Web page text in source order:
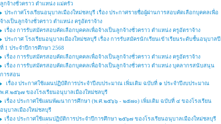
ลูกจ้างชั่วคราว ตำแหน่ง แม่ครัว
ประกาศโรงเรียนอนุบาลเมืองใหม่ชลบุรี เรื่อง ประกาศรายชื่อผู้ผ่านการสอบคัดเลือกบุคคลเพื่อ
จ้างเป็นลูกจ้างชั่วคราว ตำแหน่ง ครูอัตราจ้าง
เรื่อง การรับสมัครสอบคัดเลือกบุคคลเพื่อจ้างเป็นลูกจ้างชั่วคราว ตำแหน่ง ครูอัตราจ้าง
ประกาศ โรงเรียนอนุบาลเมืองใหม่ชลบุรี เรื่อง การรับสมัครนักเรียนเข้าเรียนระดับชั้นอนุบาลปี
ที่ 1 ประจำปีการศึกษา 2568
เรื่อง การรับสมัครสอบคัดเลือกบุคคลเพื่อจ้างเป็นลูกจ้างชั่วคราว ตำแหน่ง ครูอัตราจ้าง
เรื่อง การรับสมัครสอบคัดเลือกบุคคลเพื่อจ้างเป็นลูกจ้างชั่วคราว ตำแหน่ง บุคลากรสนับสนุน
การสอน
เรื่อง ประกาศใช้แผนปฏิบัติการประจำปีงบประมาณ เพิ่มเติม ฉบับที่ ๑ ประจำปีงบประมาณ
พ.ศ.๒๕๖๗ ของโรงเรียนอนุบาลเมืองใหม่ชลบุรี
เรื่อง ประกาศใช้แผนพัฒนาการศึกษา (พ.ศ.๒๕๖๖ - ๒๕๗๐) เพิ่มเติม ฉบับที่ ๔ ของโรงเรียน
อนุบาลเมืองใหม่ชลบุรี
เรื่อง ประกาศใช้แผนปฏิบัติการประจำปีการศึกษา ๒๕๖๗ ของโรงเรียนอนุบาลเมืองใหม่ชลบุรี